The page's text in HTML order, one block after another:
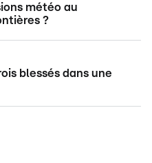
météo au
?
blessés dans une